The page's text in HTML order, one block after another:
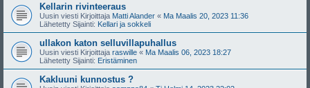
Kellarin rivinteeraus
Uusin viesti Kirjoittaja Matti Alander « Ma Maalis 20, 2023 11:36
Lähetetty Sijainti: Kellari ja sokkeli
ullakon katon selluvillapuhallus
Uusin viesti Kirjoittaja raswille « Ma Maalis 06, 2023 18:27
Lähetetty Sijainti: Eristäminen
Kakluuni kunnostus ?